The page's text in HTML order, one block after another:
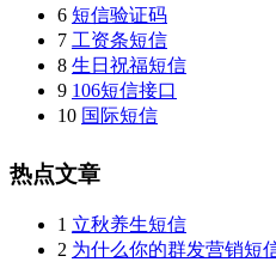
6 短信验证码
7 工资条短信
8 生日祝福短信
9 106短信接口
10 国际短信
热点文章
1 立秋养生短信
2 为什么你的群发营销短